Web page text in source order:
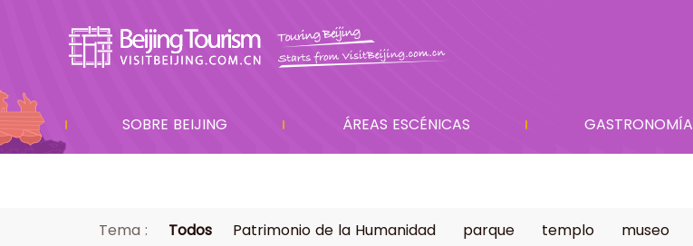
SOBRE BEIJING ÁREAS ESCÉNICAS GASTRONOMÍA
Tema : Todos Patrimonio de la Humanidad parque templo museo